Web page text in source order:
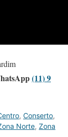
(11) 9
, Conserto,
Norte, Zona